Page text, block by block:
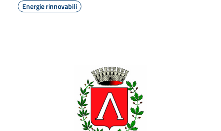
Energie rinnovabili